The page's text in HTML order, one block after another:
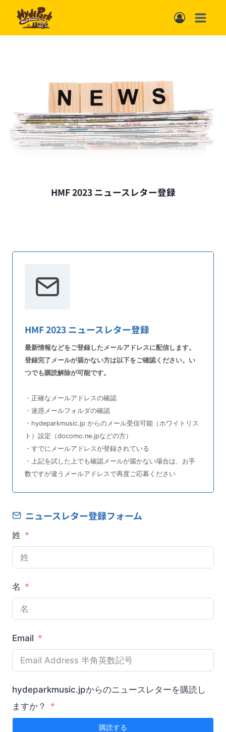
HMF 2023 ニュースレター登録
HMF 2023 ニュースレター登録
最新情報などをご登録したメールアドレスに配信します。
登録完了メールが届かない方は以下をご確認ください。い
つでも購読解除が可能です。
・正確なメールアドレスの確認
・迷惑メールフォルダの確認
・hydeparkmusic.jp からのメール受信可能（ホワイトリス
ト）設定（docomo.ne.jpなどの方）
・すでにメールアドレスが登録されている
・上記を試した上でも確認メールが届かない場合は、お手
数ですが違うメールアドレスで再度ご応募ください
ニュースレター登録フォーム
姓
名
Email
hydeparkmusic.jpからのニュースレターを購読し
ますか？
購読する